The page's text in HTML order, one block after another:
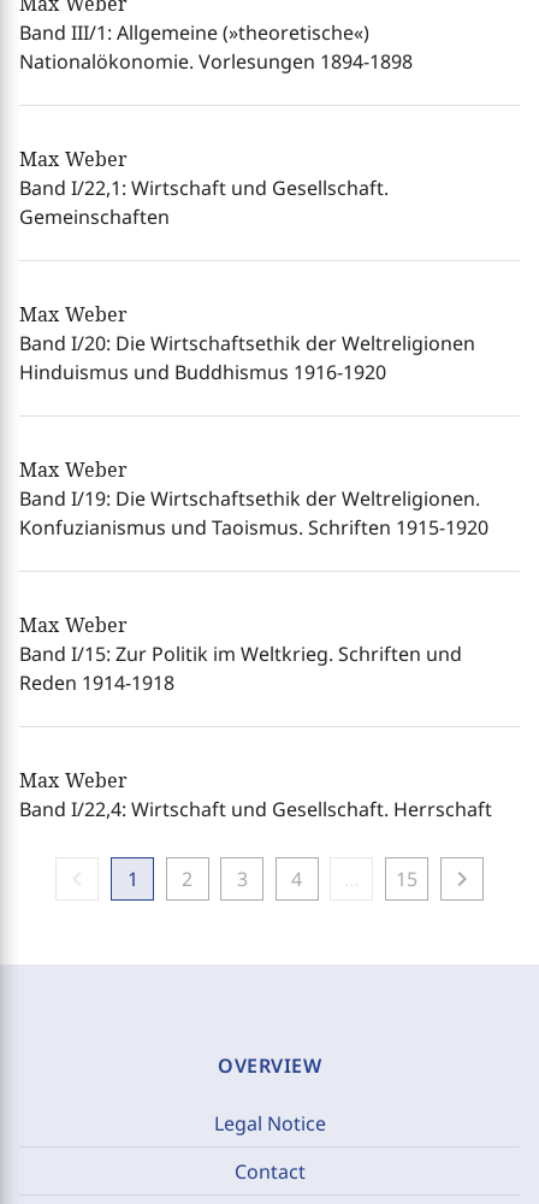
Band III/1: Allgemeine (»theoretische«)
Nationalökonomie. Vorlesungen 1894-1898
Max Weber
Band I/22,1: Wirtschaft und Gesellschaft.
Gemeinschaften
Max Weber
Band I/20: Die Wirtschaftsethik der Weltreligionen
Hinduismus und Buddhismus 1916-1920
Max Weber
Band I/19: Die Wirtschaftsethik der Weltreligionen.
Konfuzianismus und Taoismus. Schriften 1915-1920
Max Weber
Band I/15: Zur Politik im Weltkrieg. Schriften und
Reden 1914-1918
Max Weber
Band I/22,4: Wirtschaft und Gesellschaft. Herrschaft
1 2 3 4 15 chevron_right
OVERVIEW
Legal Notice
Contact